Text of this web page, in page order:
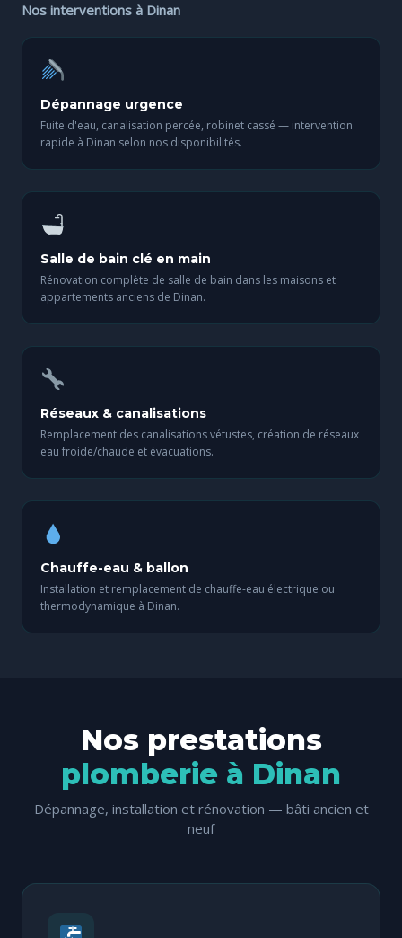
Nos interventions à Dinan
Dépannage urgence
Fuite d'eau, canalisation percée, robinet cassé — intervention
rapide à Dinan selon nos disponibilités.
Salle de bain clé en main
Rénovation complète de salle de bain dans les maisons et
appartements anciens de Dinan.
Réseaux & canalisations
Remplacement des canalisations vétustes, création de réseaux
eau froide/chaude et évacuations.
Chauffe-eau & ballon
Installation et remplacement de chauffe-eau électrique ou
thermodynamique à Dinan.
Nos prestations
plomberie à Dinan
Dépannage, installation et rénovation — bâti ancien et
neuf